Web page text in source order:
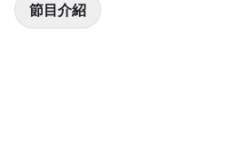
節目介紹